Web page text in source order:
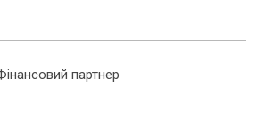
партнер